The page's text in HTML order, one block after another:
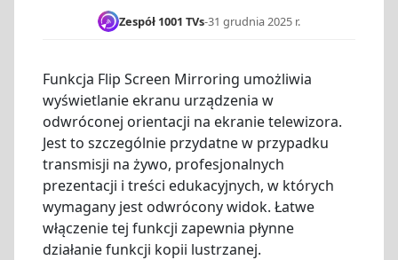
Zespół 1001 TVs-31 grudnia 2025 r.
Funkcja Flip Screen Mirroring umożliwia
wyświetlanie ekranu urządzenia w
odwróconej orientacji na ekranie telewizora.
Jest to szczególnie przydatne w przypadku
transmisji na żywo, profesjonalnych
prezentacji i treści edukacyjnych, w których
wymagany jest odwrócony widok. Łatwe
włączenie tej funkcji zapewnia płynne
działanie funkcji kopii lustrzanej.